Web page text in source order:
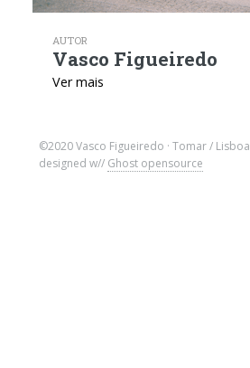
AUTOR
Vasco Figueiredo
Ver mais
©2020 Vasco Figueiredo · Tomar / Lisboa
designed w// Ghost opensource